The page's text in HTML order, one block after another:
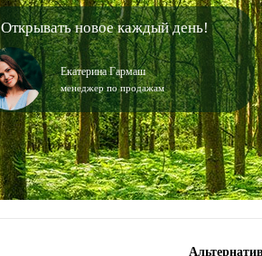
Открывать новое каждый день!
Екатерина Гармаш
менеджер по продажам